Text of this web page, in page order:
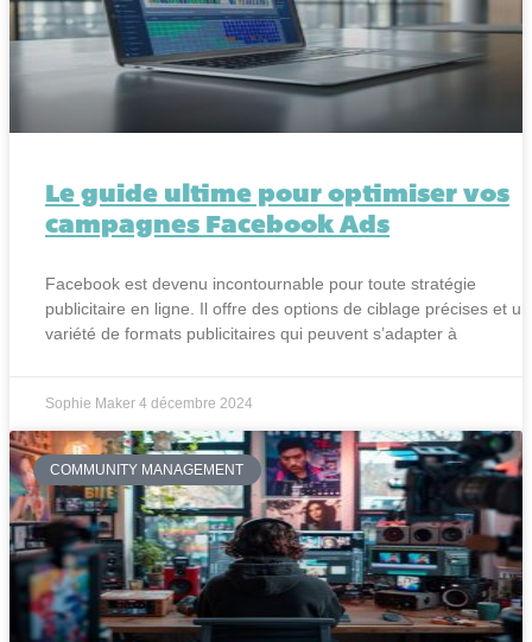
Le guide ultime pour optimiser vos
campagnes Facebook Ads
Facebook est devenu incontournable pour toute stratégie
publicitaire en ligne. Il offre des options de ciblage précises et
variété de formats publicitaires qui peuvent s’adapter à
Sophie Maker 4 décembre 2024
COMMUNITY MANAGEMENT